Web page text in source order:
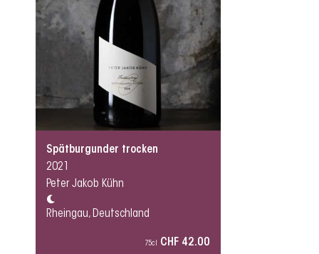
Spätburgunder trocken
2021
Peter Jakob Kühn
Rheingau, Deutschland
75cl CHF 42.00